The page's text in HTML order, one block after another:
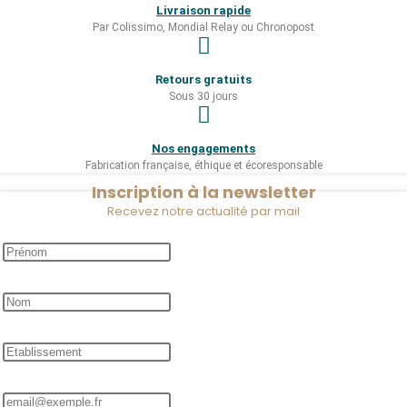
e
r
v
a
i
Livraison rapide
Par Colissimo, Mondial Relay ou Chronopost
Retours gratuits
Sous 30 jours
Nos engagements
Fabrication française, éthique et écoresponsable
Inscription à la newsletter
Recevez notre actualité par mail